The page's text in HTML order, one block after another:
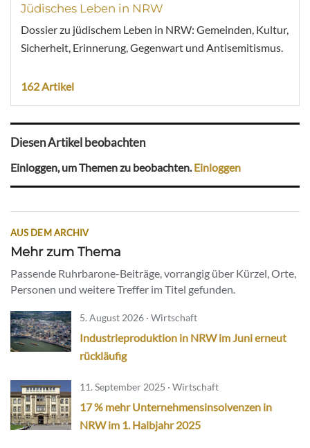
Jüdisches Leben in NRW
Dossier zu jüdischem Leben in NRW: Gemeinden, Kultur,
Sicherheit, Erinnerung, Gegenwart und Antisemitismus.
162 Artikel
Diesen Artikel beobachten
Einloggen, um Themen zu beobachten. Einloggen
AUS DEM ARCHIV
Mehr zum Thema
Passende Ruhrbarone-Beiträge, vorrangig über Kürzel, Orte,
Personen und weitere Treffer im Titel gefunden.
5. August 2026 · Wirtschaft
Industrieproduktion in NRW im Juni erneut
rückläufig
11. September 2025 · Wirtschaft
17 % mehr Unternehmensinsolvenzen in
NRW im 1. Halbjahr 2025